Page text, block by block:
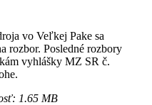
vo Veľkej Pake sa
rozbor. Posledné rozbory
vyhlášky MZ SR č.
1.65 MB